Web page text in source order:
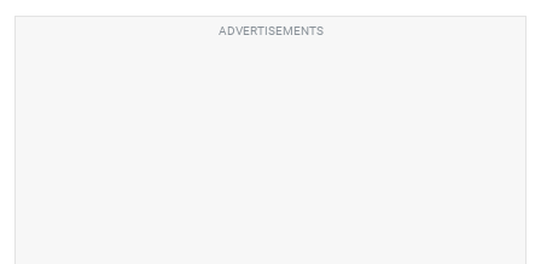
ADVERTISEMENTS